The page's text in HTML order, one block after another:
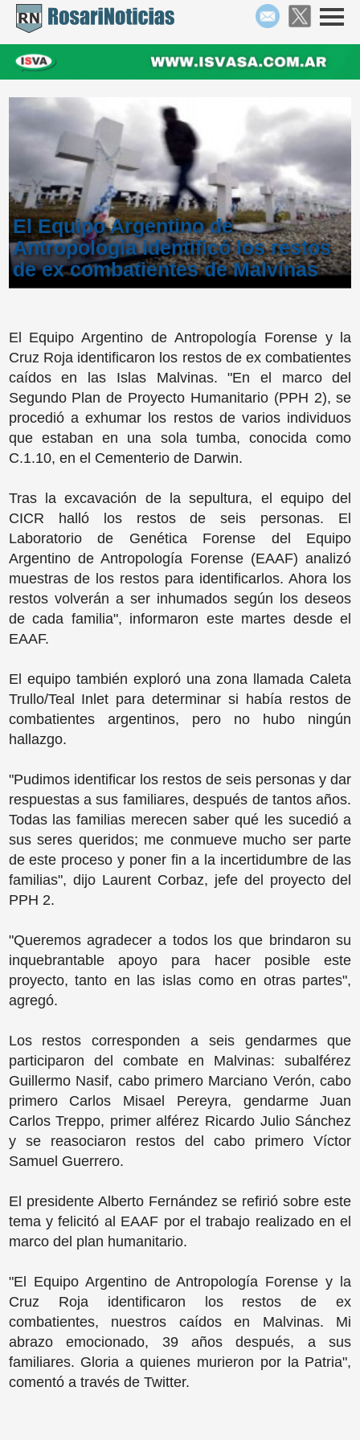
El Equipo Argentino de
Antropología identificó los restos
de ex combatientes de Malvinas
El Equipo Argentino de Antropología Forense y la
Cruz Roja identificaron los restos de ex combatientes
caídos en las Islas Malvinas. "En el marco del
Segundo Plan de Proyecto Humanitario (PPH 2), se
procedió a exhumar los restos de varios individuos
que estaban en una sola tumba, conocida como
C.1.10, en el Cementerio de Darwin.
Tras la excavación de la sepultura, el equipo del
CICR halló los restos de seis personas. El
Laboratorio de Genética Forense del Equipo
Argentino de Antropología Forense (EAAF) analizó
muestras de los restos para identificarlos. Ahora los
restos volverán a ser inhumados según los deseos
de cada familia", informaron este martes desde el
EAAF.
El equipo también exploró una zona llamada Caleta
Trullo/Teal Inlet para determinar si había restos de
combatientes argentinos, pero no hubo ningún
hallazgo.
"Pudimos identificar los restos de seis personas y dar
respuestas a sus familiares, después de tantos años.
Todas las familias merecen saber qué les sucedió a
sus seres queridos; me conmueve mucho ser parte
de este proceso y poner fin a la incertidumbre de las
familias", dijo Laurent Corbaz, jefe del proyecto del
PPH 2.
"Queremos agradecer a todos los que brindaron su
inquebrantable apoyo para hacer posible este
proyecto, tanto en las islas como en otras partes",
agregó.
Los restos corresponden a seis gendarmes que
participaron del combate en Malvinas: subalférez
Guillermo Nasif, cabo primero Marciano Verón, cabo
primero Carlos Misael Pereyra, gendarme Juan
Carlos Treppo, primer alférez Ricardo Julio Sánchez
y se reasociaron restos del cabo primero Víctor
Samuel Guerrero.
El presidente Alberto Fernández se refirió sobre este
tema y felicitó al EAAF por el trabajo realizado en el
marco del plan humanitario.
"El Equipo Argentino de Antropología Forense y la
Cruz Roja identificaron los restos de ex
combatientes, nuestros caídos en Malvinas. Mi
abrazo emocionado, 39 años después, a sus
familiares. Gloria a quienes murieron por la Patria",
comentó a través de Twitter.